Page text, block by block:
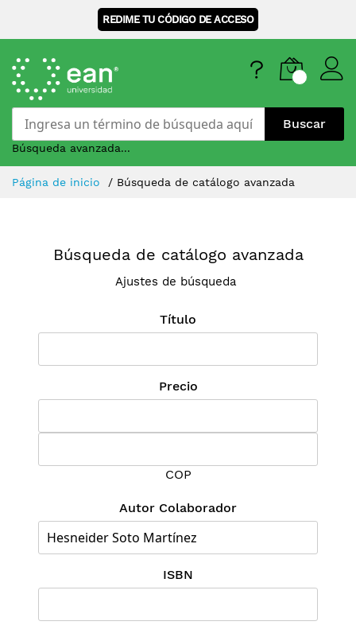
REDIME TU CÓDIGO DE ACCESO
Buscar
Búsqueda avanzada...
Skip
Página de inicio Búsqueda de catálogo avanzada
Búsqueda de catálogo avanzada
Ajustes de búsqueda
Título
Precio
COP
Autor Colaborador
ISBN